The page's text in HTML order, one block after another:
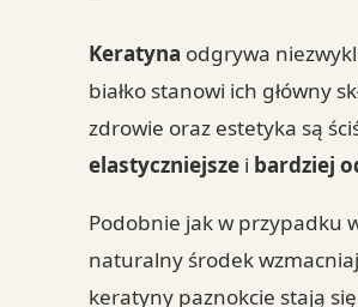
Keratyna odgrywa
białko stanowi ich główny
zdrowie oraz estetyka są
elastyczniejsze i bardziej
Podobnie jak w przypadku
naturalny środek
keratyny paznokcie stają